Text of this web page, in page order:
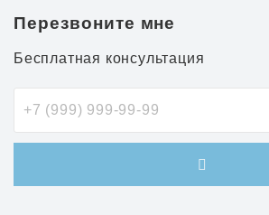
Перезвоните мне
Бесплатная консультация